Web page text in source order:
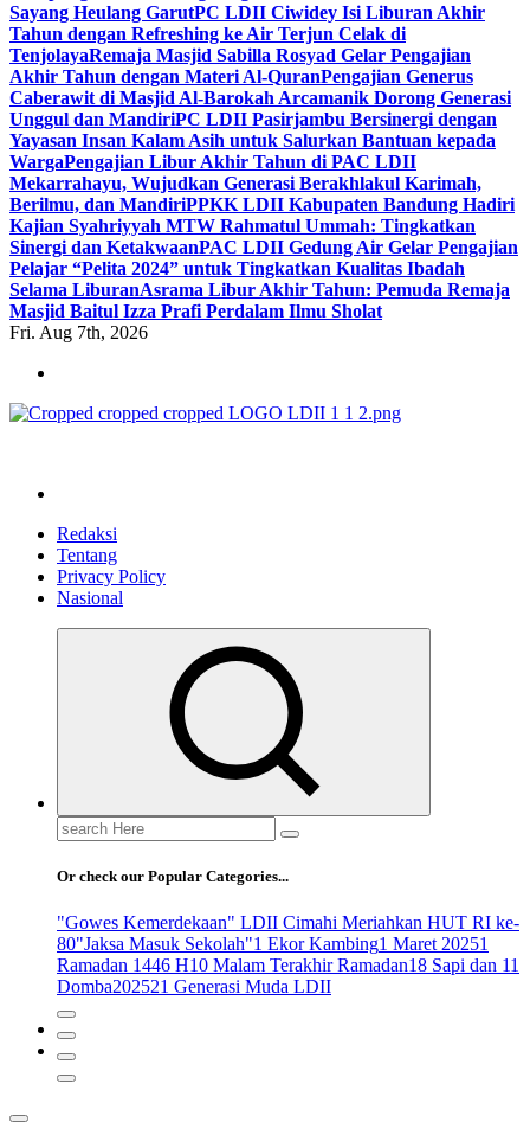
Sayang Heulang GarutPC LDII Ciwidey Isi Liburan Akhir
Tahun dengan Refreshing ke Air Terjun Celak di
TenjolayaRemaja Masjid Sabilla Rosyad Gelar Pengajian
Akhir Tahun dengan Materi Al-QuranPengajian Generus
Caberawit di Masjid Al-Barokah Arcamanik Dorong Generasi
Unggul dan MandiriPC LDII Pasirjambu Bersinergi dengan
Yayasan Insan Kalam Asih untuk Salurkan Bantuan kepada
WargaPengajian Libur Akhir Tahun di PAC LDII
Mekarrahayu, Wujudkan Generasi Berakhlakul Karimah,
Berilmu, dan MandiriPPKK LDII Kabupaten Bandung Hadiri
Kajian Syahriyyah MTW Rahmatul Ummah: Tingkatkan
Sinergi dan KetakwaanPAC LDII Gedung Air Gelar Pengajian
Pelajar “Pelita 2024” untuk Tingkatkan Kualitas Ibadah
Selama LiburanAsrama Libur Akhir Tahun: Pemuda Remaja
Masjid Baitul Izza Prafi Perdalam Ilmu Sholat
Fri. Aug 7th, 2026
Redaksi
Tentang
Privacy Policy
Nasional
Search
for:
Or check our Popular Categories...
"Gowes Kemerdekaan" LDII Cimahi Meriahkan HUT RI ke-
80"Jaksa Masuk Sekolah"1 Ekor Kambing1 Maret 20251
Ramadan 1446 H10 Malam Terakhir Ramadan18 Sapi dan 11
Domba202521 Generasi Muda LDII